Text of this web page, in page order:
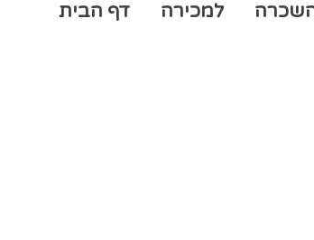
דף הבית למכירה